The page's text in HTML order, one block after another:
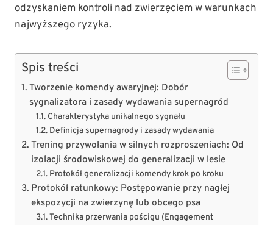
odzyskaniem kontroli nad zwierzęciem w warunkach
najwyższego ryzyka.
Spis treści
Tworzenie komendy awaryjnej: Dobór
sygnalizatora i zasady wydawania supernagród
Charakterystyka unikalnego sygnału
Definicja supernagrody i zasady wydawania
Trening przywołania w silnych rozproszeniach: Od
izolacji środowiskowej do generalizacji w lesie
Protokół generalizacji komendy krok po kroku
Protokół ratunkowy: Postępowanie przy nagłej
ekspozycji na zwierzynę lub obcego psa
Technika przerwania pościgu (Engagement